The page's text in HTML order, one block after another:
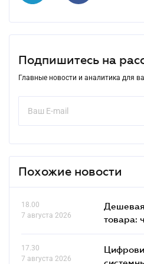
Подпишитесь на
Главные новости и аналитика для
Похожие новости
18.00
7 августа 2026
товара:
17.30
7 августа 2026